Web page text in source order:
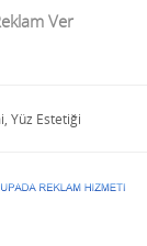
Ver
Yüz Estetiği